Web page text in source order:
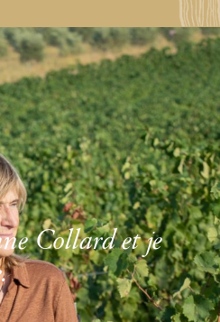
Collard et je